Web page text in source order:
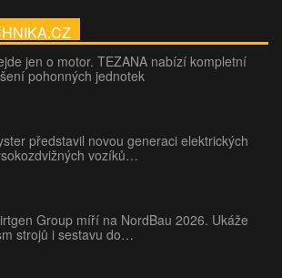
jen o motor. TEZANA nabízí kompletní
pohonných jednotek
představil novou generaci elektrických
vozíků…
Group míří na NordBau 2026. Ukáže
strojů i sestavu do…